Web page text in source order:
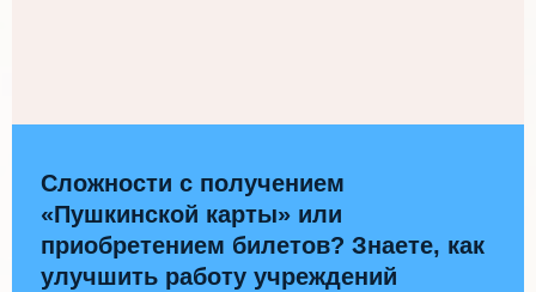
Сложности с получением
«Пушкинской карты» или
приобретением билетов? Знаете, как
улучшить работу учреждений